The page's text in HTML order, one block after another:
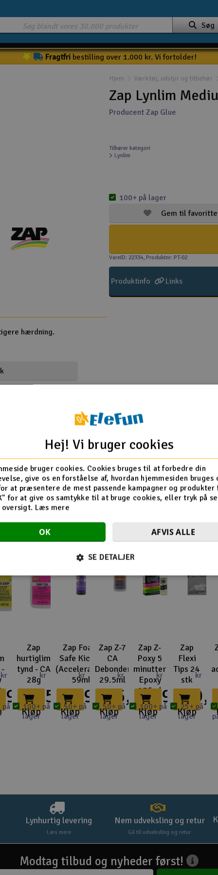
Søg
Fragtfribestilling over 1.000 kr. Vi fortolder!
Hjem Værktøj, udstyr og tilbehør
Zap Lynlim
Producent Zap Glue
Tilhører kategori
Lynlim
Gem til
100+ på lager
VareID: 22334, Produktnr: PT-02
Produktinfo Links
hærdning.
FOR PART
Kan forårsake
Flere så også med
kr
Zap
hurtiglim
tynd - CA
28gkr
125,-
Kjøp
100+ på
lager
Zap Foam
Safe Kicker
(Accelerator)
59ml
kr
139,-
Kjøp
50+ på
lager
Zap Z-7
CA
Debonder
29.5ml
kr
85,-
Kjøp
50+ på
lager
Zap Z-
Poxy 5
minutter
Epoxy
236ml
kr
359,-
Kjøp
100+ på
lager
Zap
Flexi
Tips 24
stk kr
69,-
Kjøp
25+ på
lager
Lynhurtig levering
Læs mere
Nem udveksling og retur
Gå til udveksling og retur
Modtag tilbud og nyheder først!
Hej! Vi bruger cookies
bruger cookies. Cookies bruges til at forbedre din
give os en forståelse af, hvordan hjemmesiden bruges
at præsentere de mest passende kampagner og produkter
for at give os samtykke til at bruge cookies, eller tryk på
Læs mere
OK AFVIS ALLE
SE DETALJER